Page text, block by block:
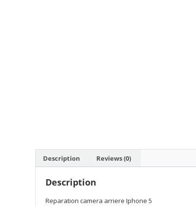
Description Reviews (0)
Description
Reparation camera arriere Iphone 5